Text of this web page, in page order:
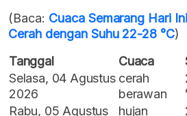
(Baca: Cuaca Semarang Hari
Cerah dengan Suhu 22-28 °C)
Tanggal
Cuaca
Selasa, 04 Agustus
2026
cerah
berawan
Rabu, 05 Agustus
hujan